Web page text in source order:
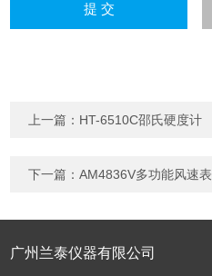
上一篇： HT-6510C邵氏硬度计
下一篇：AM4836V多功能风速表
广州兰泰仪器有限公司